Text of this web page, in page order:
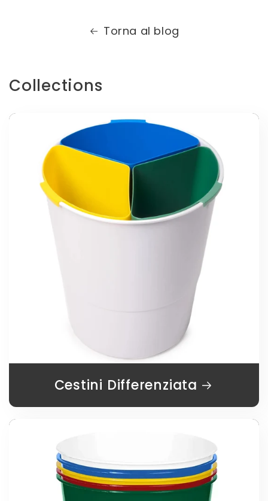
Torna al blog
Collections
Cestini Differenziata